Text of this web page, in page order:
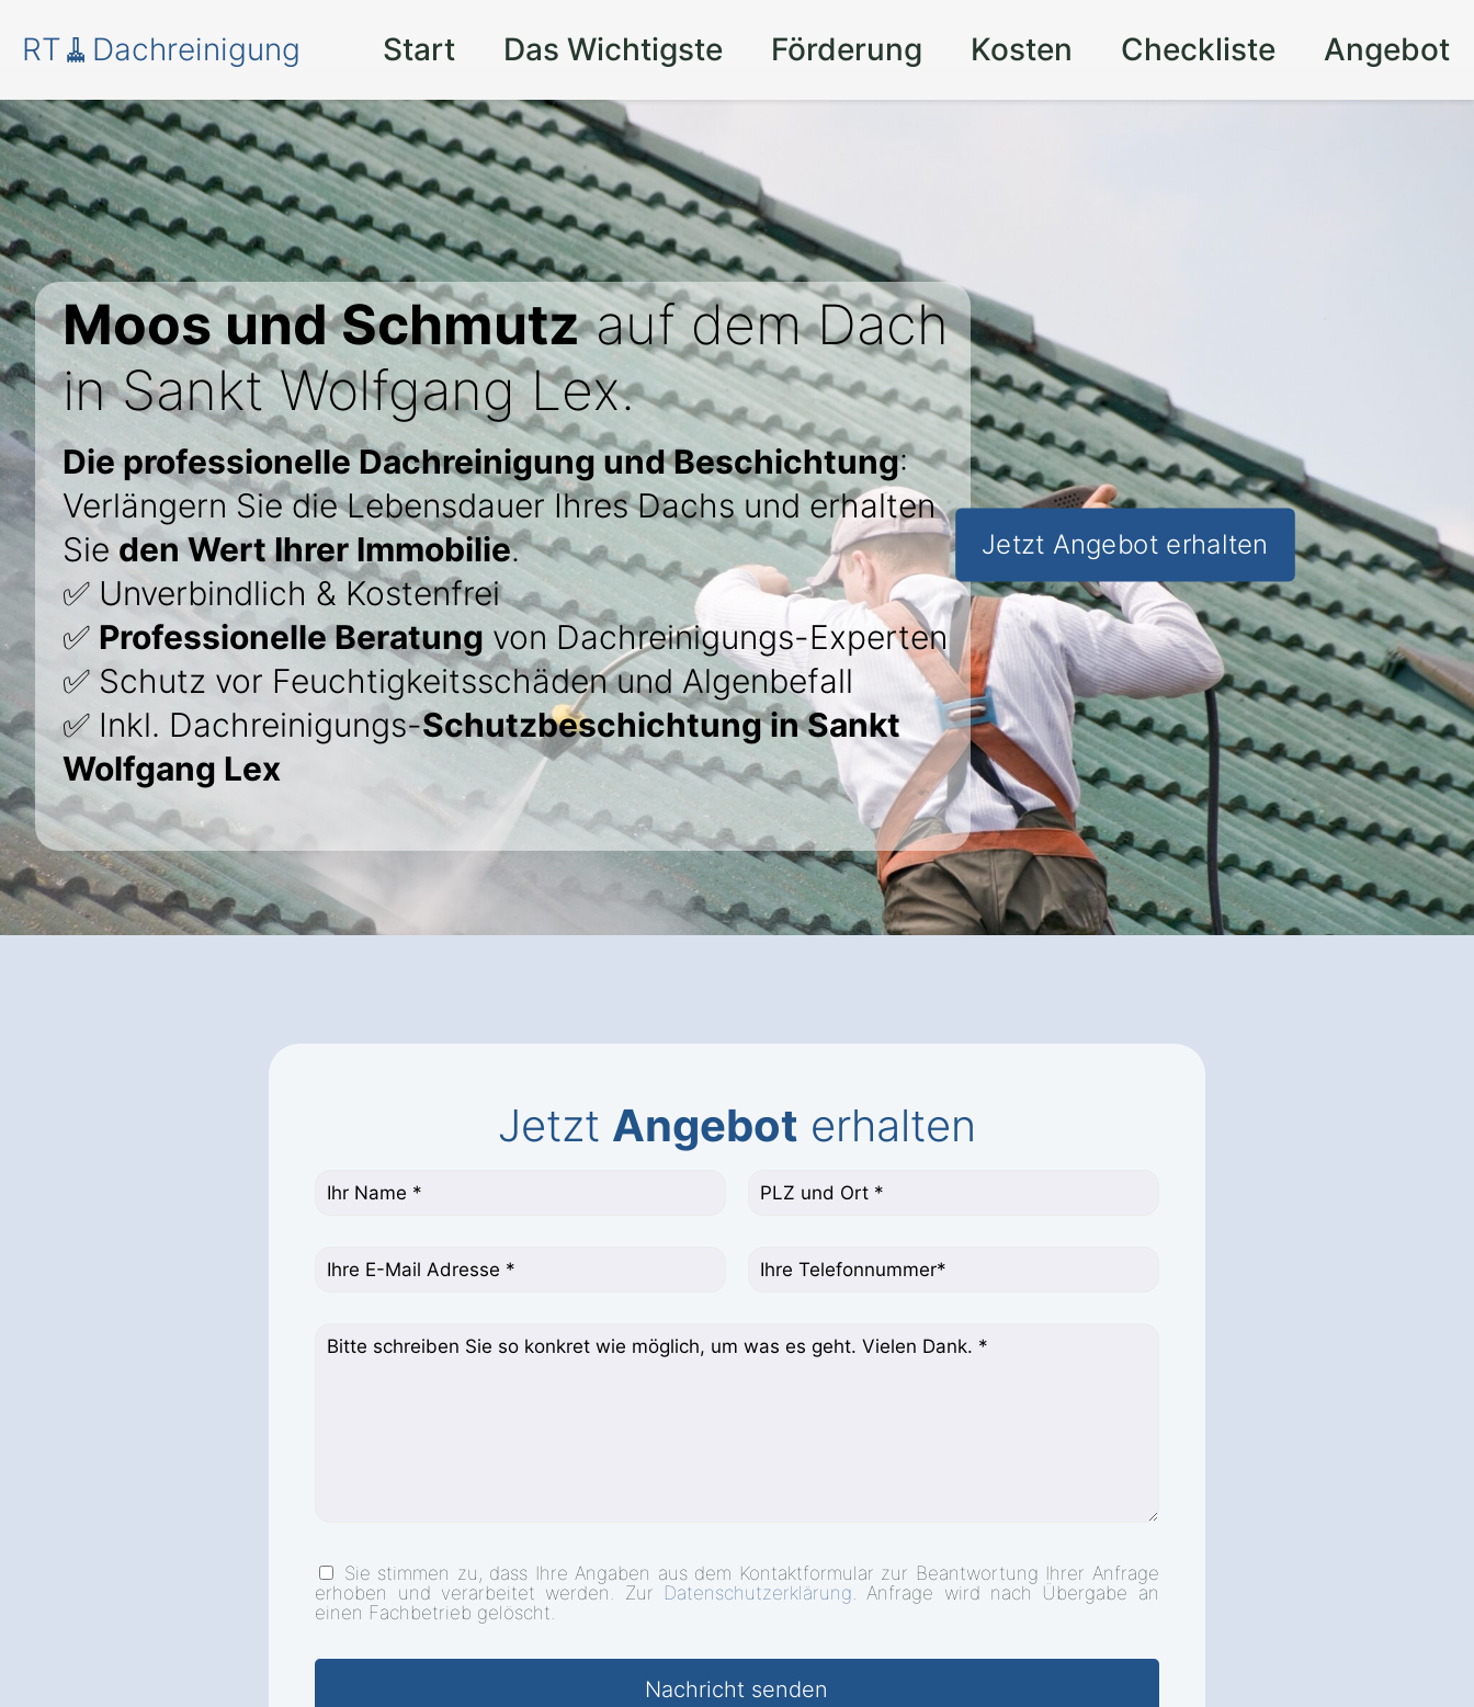
RT🧹Dachreinigung Start Das Wichtigste Förderung Kosten Checkliste Angebot
Moos und Schmutzauf dem Dach
in Sankt Wolfgang Lex.
Die professionelle Dachreinigung und Beschichtung:
Verlängern Sie die Lebensdauer Ihres Dachs und erhalten
Sie den Wert Ihrer Immobilie.
✅ Unverbindlich & Kostenfrei
✅ Professionelle Beratung von Dachreinigungs-Experten
✅ Schutz vor Feuchtigkeitsschäden und Algenbefall
✅ Inkl. Dachreinigungs-Schutzbeschichtung in Sankt
Wolfgang Lex
Jetzt Angebot erhalten
Jetzt Angebot erhalten
Sie stimmen zu, dass Ihre Angaben aus dem Kontaktformular zur Beantwortung Ihrer Anfrage
erhoben und verarbeitet werden. Zur Datenschutzerklärung. Anfrage wird nach Übergabe an
einen Fachbetrieb gelöscht.